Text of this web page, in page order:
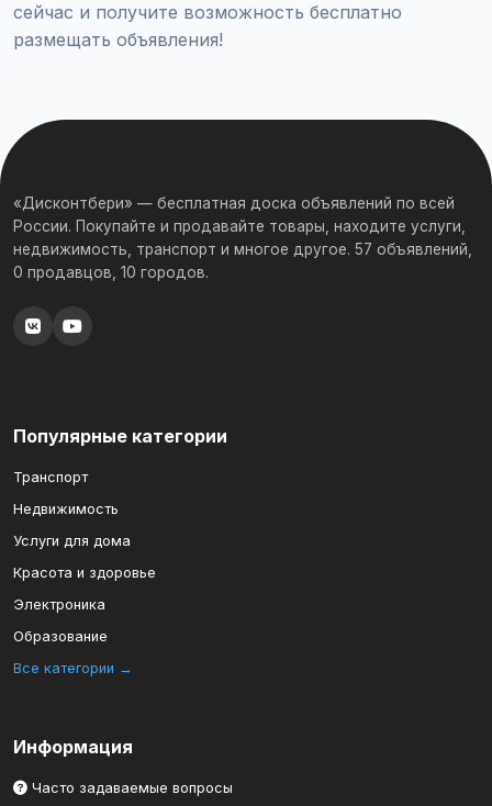
сейчас и получите возможность бесплатно
размещать объявления!
«Дисконтбери» — бесплатная доска объявлений по всей
России. Покупайте и продавайте товары, находите услуги,
недвижимость, транспорт и многое другое. 57 объявлений,
0 продавцов, 10 городов.
Популярные категории
Транспорт
Недвижимость
Услуги для дома
Красота и здоровье
Электроника
Образование
Все категории →
Информация
Часто задаваемые вопросы